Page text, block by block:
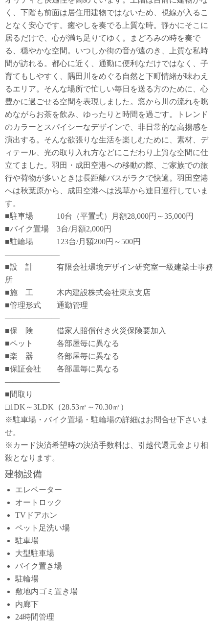
く、下階も前面は居住用建物ではないため、視線が入るこ
となく安心です。癒やしを奏でる上質な時。静かにそこに
居るだけで、心が満ち足りてゆく。まどろみの時を奏で
る、穏やかな空間。いつしか街の音が遠のき、上質な私時
間が訪れる。都心に近く、通勤に便利なだけではなく、子
育てもしやすく、隅田川をめぐる自然と下町情緒が味わえ
るエリア。そんな場所で忙しい毎日を送る方のために、心
豊かに過ごせる空間を表現しました。窓から川の流れを眺
めながらお茶を飲み、ゆったりと時間を過ごす。トレンド
のカラーとスパイシーなデザインで、非日常的な高揚感を
演出する。そんな欲張りな生活を楽しむために、素材、デ
ィテール、光の取り入れ方などにこだわり上質な空間に仕
立てました。羽田・成田空港への移動の際、ご家族での旅
行や荷物が多いときは長距離バスがラクで快適。羽田空港
へは秋葉原から、成田空港へは浅草から連日運行していま
す。
■駐車場 10台（平置式）月額28,000円～35,000円
■バイク置場 3台/月額2,000円
■駐輪場 123台/月額200円～500円
―――――――
■設 計 有限会社環境デザイン研究室一級建築士事務
所
■施 工 木内建設株式会社東京支店
■管理形式 通勤管理
―――――――
■保 険 借家人賠償付き火災保険要加入
■ペット 各部屋毎に異なる
■楽 器 各部屋毎に異なる
■保証会社 各部屋毎に異なる
―――――――
■間取り
□1DK～3LDK（28.53㎡～70.30㎡）
※駐車場・バイク置場・駐輪場の詳細はお問合せ下さいま
せ。
※カード決済希望時の決済手数料は、引越代還元金より相
殺となります。
建物設備
エレベーター
オートロック
TVドアホン
ペット足洗い場
駐車場
大型駐車場
バイク置き場
駐輪場
敷地内ゴミ置き場
内廊下
24時間管理